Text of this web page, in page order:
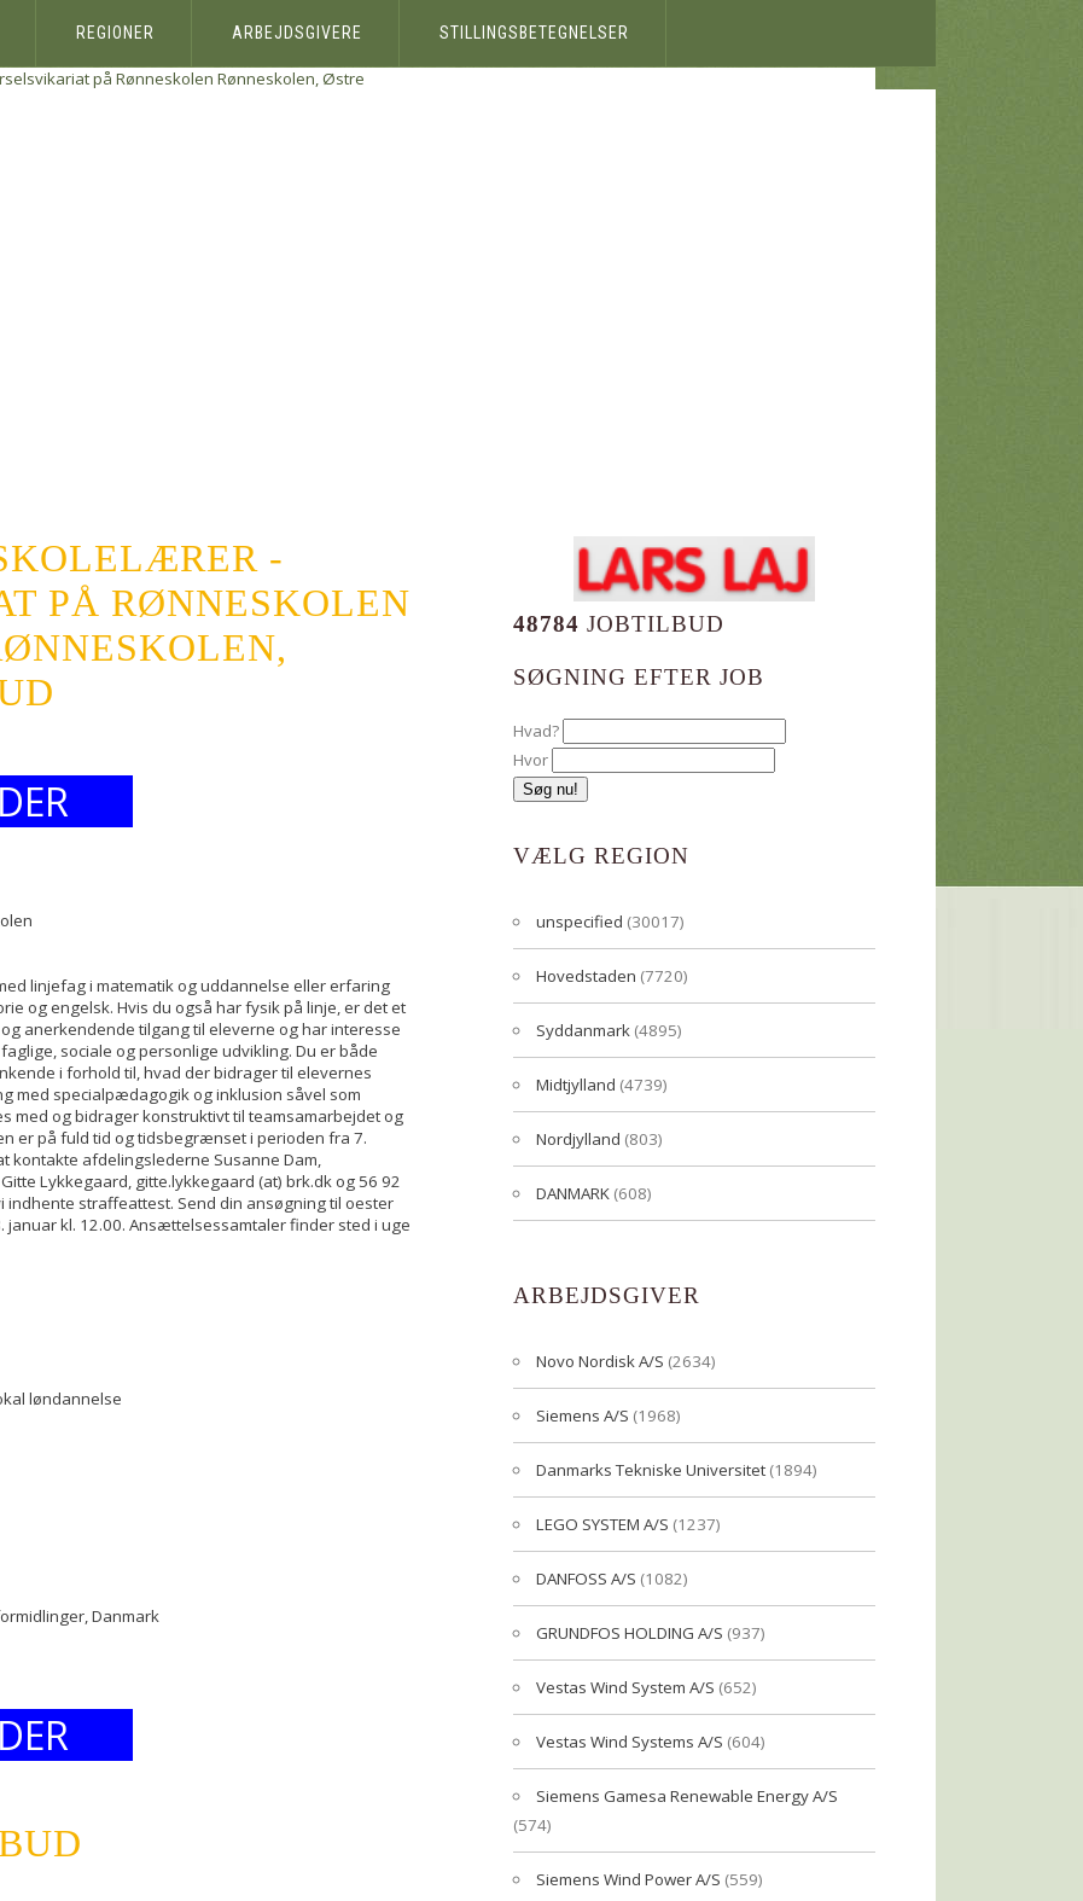
REGIONER ARBEJDSGIVERE STILLINGSBETEGNELSER
på Rønneskolen Rønneskolen, Østre
-
PÅ RØNNESKOLEN
linjefag i matematik og uddannelse eller erfaring
og engelsk. Hvis du også har fysik på linje, er det et
anerkendende tilgang til eleverne og har interesse
sociale og personlige udvikling. Du er både
i forhold til, hvad der bidrager til elevernes
med specialpædagogik og inklusion såvel som
med og bidrager konstruktivt til teamsamarbejdet og
er på fuld tid og tidsbegrænset i perioden fra 7.
kontakte afdelingslederne Susanne Dam,
Lykkegaard, gitte.lykkegaard (at) brk.dk og 56 92
indhente straffeattest. Send din ansøgning til oester
januar kl. 12.00. Ansættelsessamtaler finder sted i uge
løndannelse
Danmark
48784 JOBTILBUD
SØGNING EFTER JOB
Hvad?
Hvor
VÆLG REGION
unspecified (30017)
Hovedstaden (7720)
Syddanmark (4895)
Midtjylland (4739)
Nordjylland (803)
DANMARK (608)
ARBEJDSGIVER
Novo Nordisk A/S (2634)
Siemens A/S (1968)
Danmarks Tekniske Universitet (1894)
LEGO SYSTEM A/S (1237)
DANFOSS A/S (1082)
GRUNDFOS HOLDING A/S (937)
Vestas Wind System A/S (652)
Vestas Wind Systems A/S (604)
Siemens Gamesa Renewable Energy A/S
(574)
Siemens Wind Power A/S (559)